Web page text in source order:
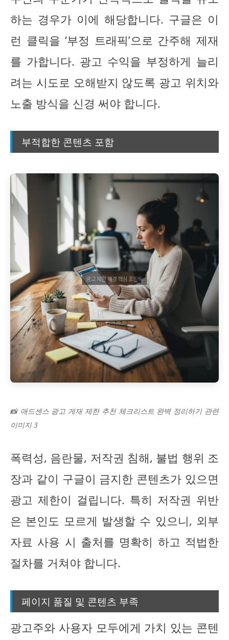
하는 경우가 이에 해당합니다. 구글은 이
런 클릭을 ‘부정 트래픽’으로 간주해 제재
를 가합니다. 광고 수익을 부정하게 늘리
려는 시도로 오해받지 않도록 광고 위치와
노출 방식을 신경 써야 합니다.
부적합한 콘텐츠 포함
📸 애드센스 광고 게재 제한 추천 체크리스트 완벽 정리하기 관련
이미지 3
폭력성, 음란물, 저작권 침해, 불법 행위 조
장과 같이 구글이 금지한 콘텐츠가 있으면
광고 제한이 걸립니다. 특히 저작권 위반
은 본인도 모르게 발생할 수 있으니, 외부
자료 사용 시 출처를 명확히 하고 적법한
절차를 거쳐야 합니다.
페이지 품질 및 콘텐츠 부족
광고주와 사용자 모두에게 가치 있는 콘텐